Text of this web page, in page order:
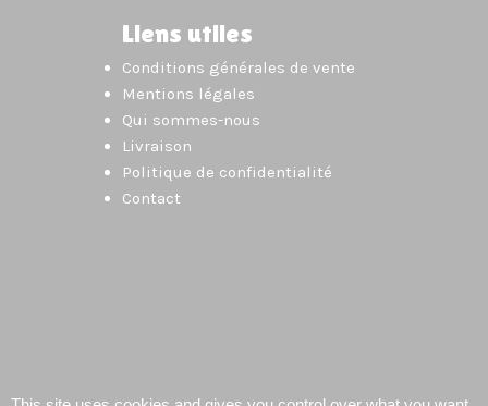
Liens utiles
Conditions générales de vente
Mentions légales
Qui sommes-nous
Livraison
Politique de confidentialité
Contact